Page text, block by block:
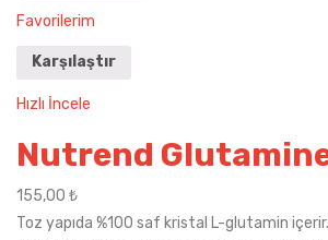
Favorilerim
Karşılaştır
Hızlı İncele
Nutrend
155,00 ₺
Toz yapıda %100 saf kristal L-glutamin